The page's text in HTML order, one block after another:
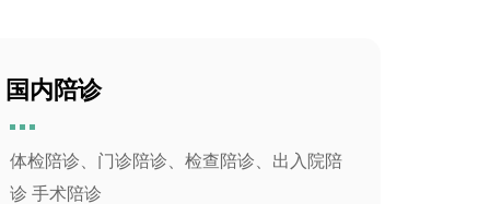
国内陪诊
体检陪诊、门诊陪诊、检查陪诊、出入院陪
诊 手术陪诊